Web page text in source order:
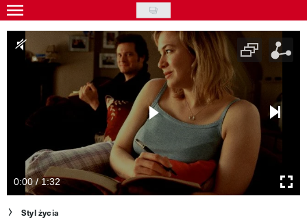
Skip
to
main
Gwiazdy
Ludzie
Uroda
Styl życia
Kultura
Wideo
0:00 / 1:32
Styl życia